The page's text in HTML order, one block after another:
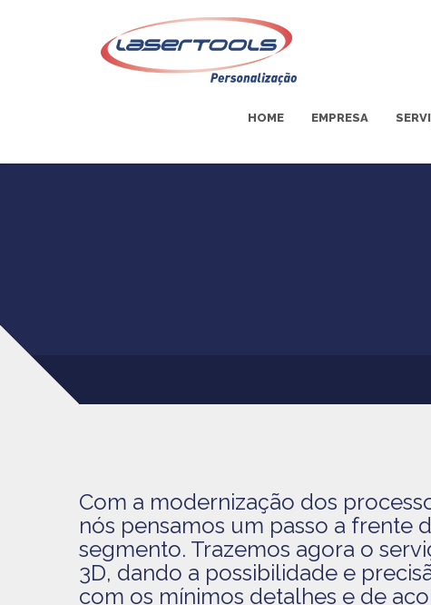
HOME EMPRESA
Com a modernização dos
nós pensamos um passo a frente
segmento. Trazemos agora o
3D, dando a possibilidade e
com os mínimos detalhes e de